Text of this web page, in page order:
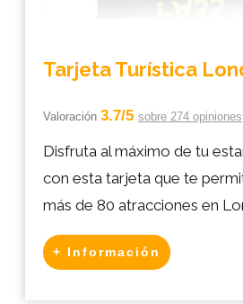
Tarjeta Turística
Valoración 3.7/5 sobre 274 opiniones
Disfruta al máximo de tu
con esta tarjeta que te
más de 80 atracciones en
+ Información